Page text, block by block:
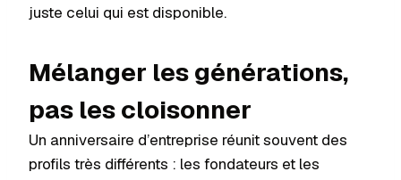
juste celui qui est disponible.
Mélanger les générations,
pas les cloisonner
Un anniversaire d’entreprise réunit souvent des
profils très différents : les fondateurs et les